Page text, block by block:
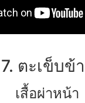
7. ตะเข็บข้
เสื้อผ่าหน้า